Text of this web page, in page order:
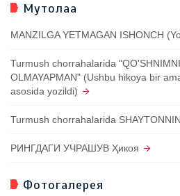
Мутолаа
MANZILGA YETMAGAN ISHONCH
Turmush chorrahalarida
OLMAYAPMAN" (Ushbu hikoya bir
asosida yozildi)
Turmush chorrahalarida
РИНГДАГИ УЧРАШУВ Ҳикоя
Фотогалерея